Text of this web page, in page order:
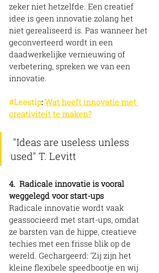
zeker niet hetzelfde. Een creatief
idee is geen innovatie zolang het
niet gerealiseerd is. Pas wanneer het
geconverteerd wordt in een
daadwerkelijke vernieuwing of
verbetering, spreken we van een
innovatie.
#Leestip: Wat heeft innovatie met
creativiteit te maken?
used" T. Levitt
4. Radicale innovatie is vooral
weggelegd voor start-ups
Radicale innovatie wordt vaak
geassocieerd met start-ups, omdat
ze barsten van de hippe, creatieve
techies met een frisse blik op de
wereld. Gechargeerd: ‘Zij zijn het
kleine flexibele speedbootje en wij